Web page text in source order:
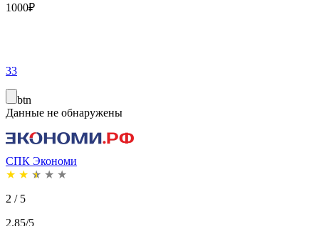
1000₽
33
btn
Данные не обнаружены
СПК Экономи
★ ★ ★ ★ ★
2 / 5
2.85/5